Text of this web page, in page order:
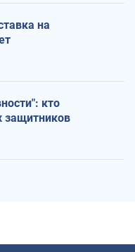
на
кто
защитников